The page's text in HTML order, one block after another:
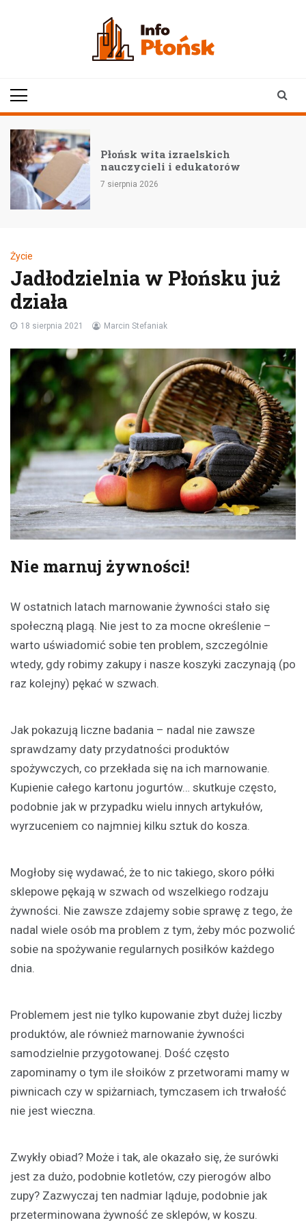
Płońsk wita izraelskich
nauczycieli i edukatorów
7 sierpnia 2026
Życie
Jadłodzielnia w Płońsku już
działa
18 sierpnia 2021 Marcin Stefaniak
Nie marnuj żywności!
W ostatnich latach marnowanie żywności stało się
społeczną plagą. Nie jest to za mocne określenie –
warto uświadomić sobie ten problem, szczególnie
wtedy, gdy robimy zakupy i nasze koszyki zaczynają (po
raz kolejny) pękać w szwach.
Jak pokazują liczne badania – nadal nie zawsze
sprawdzamy daty przydatności produktów
spożywczych, co przekłada się na ich marnowanie.
Kupienie całego kartonu jogurtów… skutkuje często,
podobnie jak w przypadku wielu innych artykułów,
wyrzuceniem co najmniej kilku sztuk do kosza.
Mogłoby się wydawać, że to nic takiego, skoro półki
sklepowe pękają w szwach od wszelkiego rodzaju
żywności. Nie zawsze zdajemy sobie sprawę z tego, że
nadal wiele osób ma problem z tym, żeby móc pozwolić
sobie na spożywanie regularnych posiłków każdego
dnia.
Problemem jest nie tylko kupowanie zbyt dużej liczby
produktów, ale również marnowanie żywności
samodzielnie przygotowanej. Dość często
zapominamy o tym ile słoików z przetworami mamy w
piwnicach czy w spiżarniach, tymczasem ich trwałość
nie jest wieczna.
Zwykły obiad? Może i tak, ale okazało się, że surówki
jest za dużo, podobnie kotletów, czy pierogów albo
zupy? Zazwyczaj ten nadmiar ląduje, podobnie jak
przeterminowana żywność ze sklepów, w koszu.